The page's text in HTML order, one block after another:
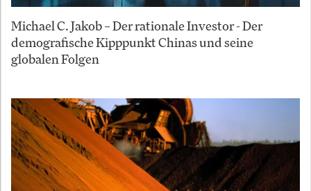
Michael C. Jakob – Der rationale Investor - Der
demografische Kipppunkt Chinas und seine
globalen Folgen